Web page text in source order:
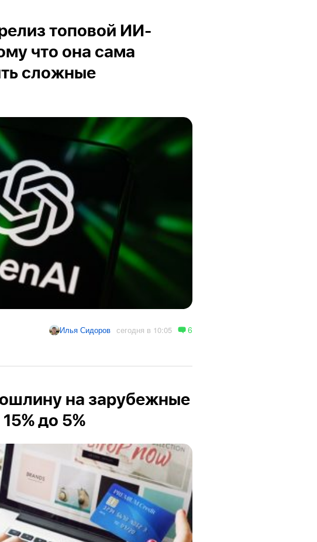
топовой ИИ-
что она сама
сложные
Илья Сидоров сегодня в 10:05 6
на зарубежные
до 5%